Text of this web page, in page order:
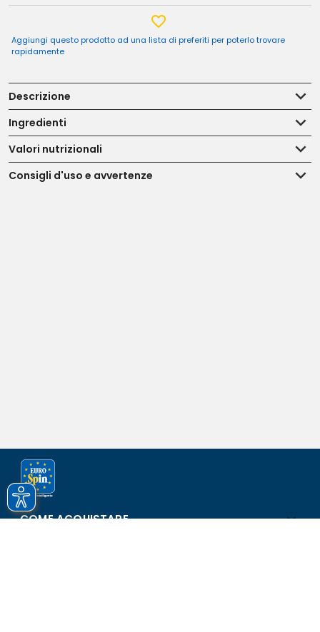
Aggiungi questo prodotto ad una lista di preferiti per poterlo trovare
rapidamente
Descrizione
Ingredienti
Valori nutrizionali
Consigli d'uso e avvertenze
COME ACQUISTARE